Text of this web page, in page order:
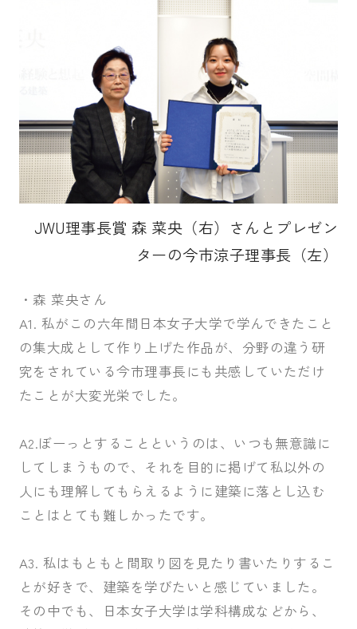
JWU理事長賞 森 菜央（右）さんとプレゼン
ターの今市涼子理事長（左）
・森 菜央さん
A1. 私がこの六年間日本女子大学で学んできたこと
の集大成として作り上げた作品が、分野の違う研
究をされている今市理事長にも共感していただけ
たことが大変光栄でした。
A2.ぼーっとすることというのは、いつも無意識に
してしまうもので、それを目的に掲げて私以外の
人にも理解してもらえるように建築に落とし込む
ことはとても難しかったです。
A3. 私はもともと間取り図を見たり書いたりするこ
とが好きで、建築を学びたいと感じていました。
その中でも、日本女子大学は学科構成などから、